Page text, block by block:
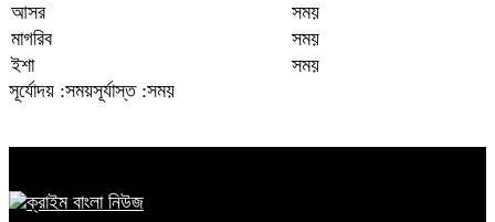
আসর
সময়
মাগরিব
সময়
ইশা
সময়
সূর্যোদয় :সময়সূর্যাস্ত :সময়